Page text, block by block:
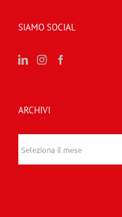
SIAMO SOCIAL
ARCHIVI